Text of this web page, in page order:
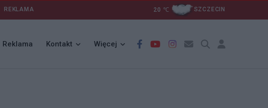
REKLAMA 20 ℃ SZCZECIN
Reklama Kontakt Więcej